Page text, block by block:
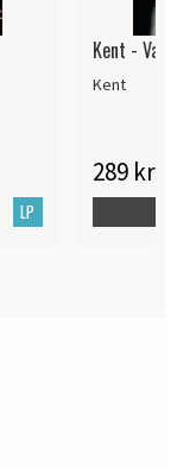
LP
Kent -
Kent
289 kr